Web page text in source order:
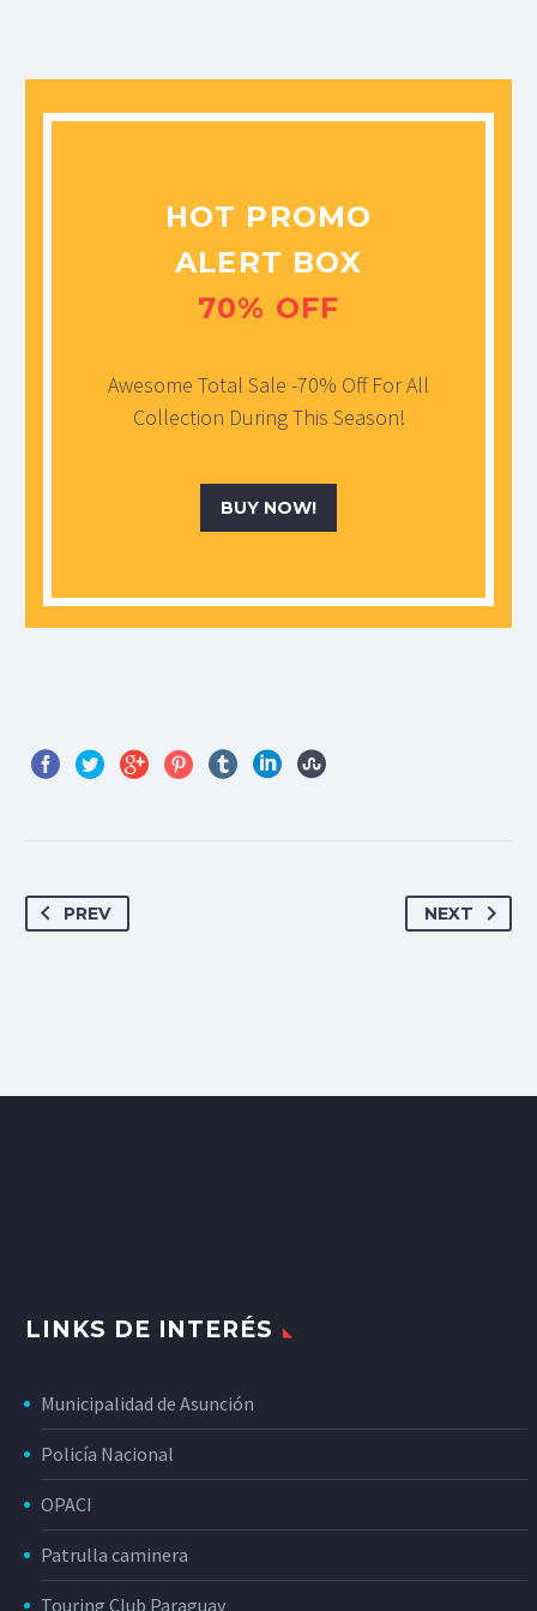
HOT PROMO
ALERT BOX
70% OFF
Awesome Total Sale -70% Off For All
Collection During This Season!
BUY NOW!
PREV NEXT
LINKS DE INTERÉS
Municipalidad de Asunción
Policía Nacional
OPACI
Patrulla caminera
Touring Club Paraguay